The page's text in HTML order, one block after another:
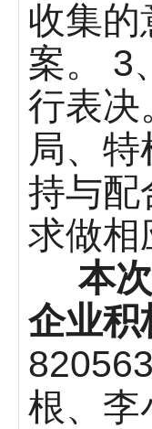
收集的
案。 3
行表决
局、
持与配
求做相
本次
企业积
根、李